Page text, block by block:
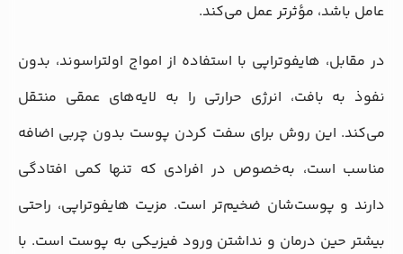
عامل باشد، مؤثرتر عمل می‌کند.
در مقابل، هایفوتراپی با استفاده از امواج اولتراسوند، بدون
نفوذ به بافت، انرژی حرارتی را به لایه‌های عمقی منتقل
می‌کند. این روش برای سفت کردن پوست بدون چربی اضافه
مناسب است، به‌خصوص در افرادی که تنها کمی افتادگی
دارند و پوست‌شان ضخیم‌تر است. مزیت هایفوتراپی، راحتی
بیشتر حین درمان و نداشتن ورود فیزیکی به پوست است. با